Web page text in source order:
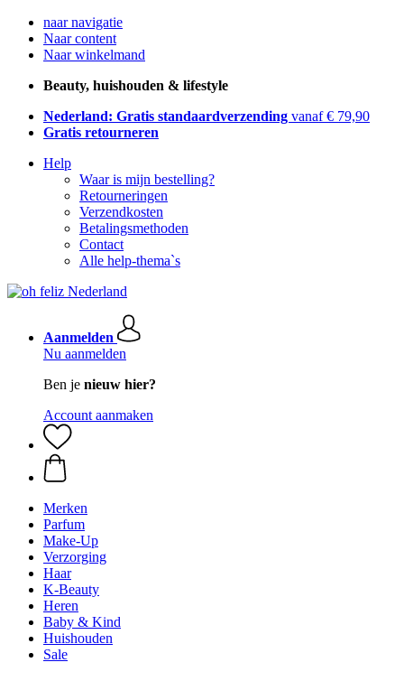
naar navigatie
Naar content
Naar winkelmand
Beauty, huishouden & lifestyle
Nederland: Gratis standaardverzending vanaf € 79,90
Gratis retourneren
Help
Waar is mijn bestelling?
Retourneringen
Verzendkosten
Betalingsmethoden
Contact
Alle help-thema`s
Aanmelden
Nu aanmelden
Ben je nieuw hier?
Account aanmaken
Merken
Parfum
Make-Up
Verzorging
Haar
K-Beauty
Heren
Baby & Kind
Huishouden
Sale